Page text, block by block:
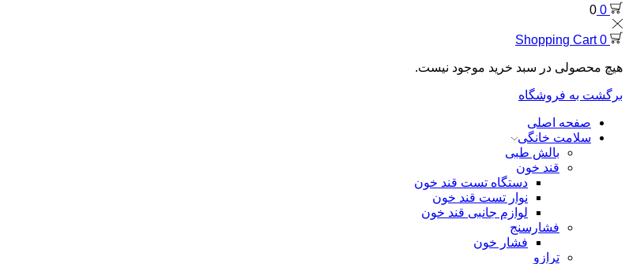
0
0
0
Shopping Cart
هیچ محصولی در سبد خرید موجود نیست.
برگشت به فروشگاه
صفحه اصلی
سلامت خانگی
بالش طبی
قند خون
دستگاه تست قند خون
نوار تست قند خون
لوازم جانبی قند خون
فشارسنج
فشار خون
ترازو